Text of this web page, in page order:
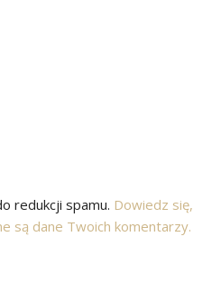
redukcji spamu. Dowiedz się,
są dane Twoich komentarzy.